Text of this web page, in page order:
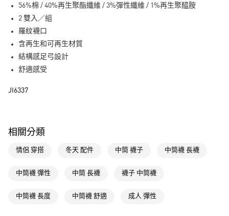
LINE Pay
全家取貨付款
萊爾富取貨付款
每筆NT$80，滿NT$1,500(含以上)免運費
7-11取貨付款
56%棉 / 40%再生聚酯纖維 / 3%彈性纖維 / 1%再生聚醯胺
2 雙入／組
羅紋襪口
含再生和可再生材質
結構感足弓設計
舒適感受
JI6337
相關分類
情侶 穿搭 冬天 配件 中筒 襪子 中筒襪 長襪
中筒襪 彈性 中筒 長襪 襪子 中筒襪
中筒襪 長度 中筒襪 舒適 成人 彈性